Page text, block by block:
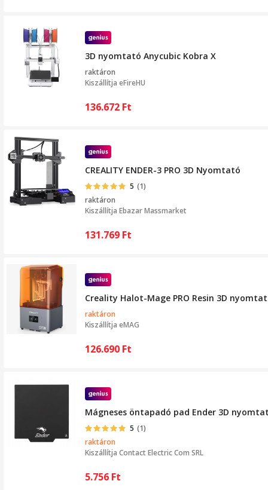
3D nyomtató Anycubic Kobra X
raktáron
Kiszállítja eFireHU
136.672 Ft
CREALITY ENDER-3 PRO 3D Nyomtató
5 (1)
raktáron
Kiszállítja Ebazar Massmarket
131.769 Ft
Creality Halot-Mage PRO Resin 3D
raktáron
Kiszállítja eMAG
126.690 Ft
Mágneses öntapadó pad Ender 3D
5 (1)
raktáron
Kiszállítja Contact Electric Com SRL
5.756 Ft